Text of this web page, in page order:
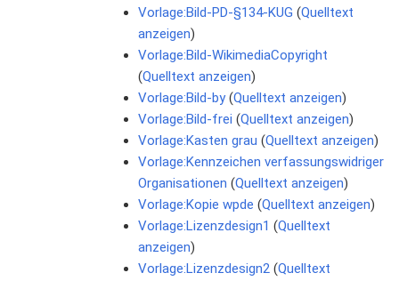
Vorlage:Bild-PD-§134-KUG (Quelltext
anzeigen)
Vorlage:Bild-WikimediaCopyright
(Quelltext anzeigen)
Vorlage:Bild-by(Quelltext anzeigen)
Vorlage:Bild-frei (Quelltext anzeigen)
Vorlage:Kasten grau (Quelltext anzeigen)
Vorlage:Kennzeichen verfassungswidriger
Organisationen (Quelltext anzeigen)
Vorlage:Kopie wpde (Quelltext anzeigen)
Vorlage:Lizenzdesign1 (Quelltext
anzeigen)
Vorlage:Lizenzdesign2 (Quelltext